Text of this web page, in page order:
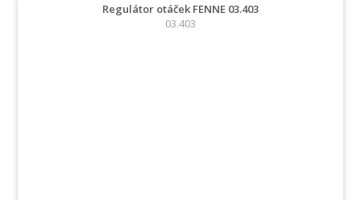
Regulátor otáček FENNE 03.403
03.403